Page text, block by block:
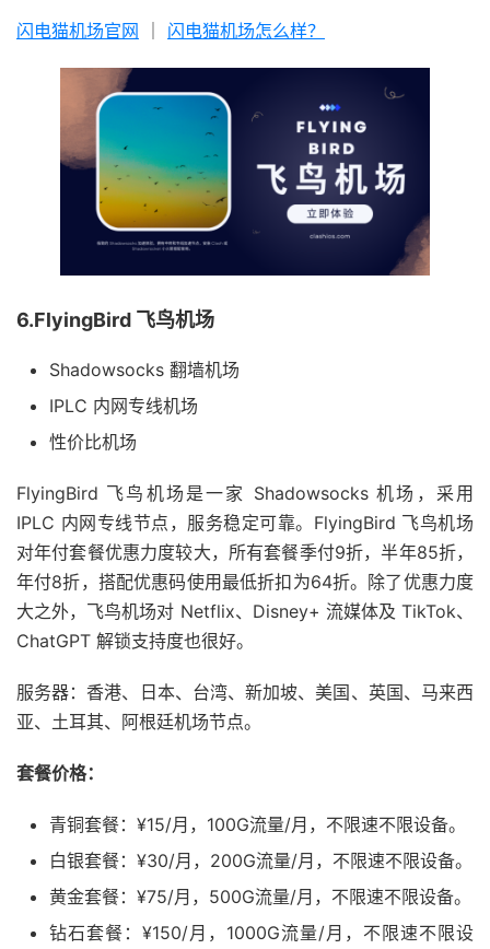
闪电猫机场官网 闪电猫机场怎么样？
6.FlyingBird 飞鸟机场
Shadowsocks 翻墙机场
IPLC 内网专线机场
性价比机场
FlyingBird 飞鸟机场是一家 Shadowsocks 机场，采用
IPLC 内网专线节点，服务稳定可靠。FlyingBird 飞鸟机场
对年付套餐优惠力度较大，所有套餐季付9折，半年85折，
年付8折，搭配优惠码使用最低折扣为64折。除了优惠力度
大之外，飞鸟机场对 Netflix、Disney+ 流媒体及 TikTok、
ChatGPT 解锁支持度也很好。
服务器：香港、日本、台湾、新加坡、美国、英国、马来西
亚、土耳其、阿根廷机场节点。
套餐价格：
青铜套餐：¥15/月，100G流量/月，不限速不限设备。
白银套餐：¥30/月，200G流量/月，不限速不限设备。
黄金套餐：¥75/月，500G流量/月，不限速不限设备。
钻石套餐：¥150/月，1000G流量/月，不限速不限设